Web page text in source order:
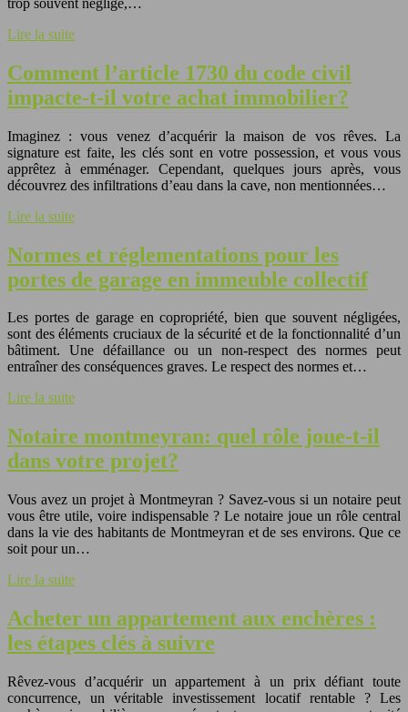
Lire la suite
Comment l’article 1730 du code civil
impacte-t-il votre achat immobilier?
Imaginez : vous venez d’acquérir la maison de vos rêves. La
signature est faite, les clés sont en votre possession, et vous vous
apprêtez à emménager. Cependant, quelques jours après, vous
découvrez des infiltrations d’eau dans la cave, non mentionnées…
Lire la suite
Normes et réglementations pour les
portes de garage en immeuble collectif
Les portes de garage en copropriété, bien que souvent négligées,
sont des éléments cruciaux de la sécurité et de la fonctionnalité d’un
bâtiment. Une défaillance ou un non-respect des normes peut
entraîner des conséquences graves. Le respect des normes et…
Lire la suite
Notaire montmeyran: quel rôle joue-t-il
dans votre projet?
Vous avez un projet à Montmeyran ? Savez-vous si un notaire peut
vous être utile, voire indispensable ? Le notaire joue un rôle central
dans la vie des habitants de Montmeyran et de ses environs. Que ce
soit pour un…
Lire la suite
Acheter un appartement aux enchères :
les étapes clés à suivre
Rêvez-vous d’acquérir un appartement à un prix défiant toute
concurrence, un véritable investissement locatif rentable ? Les